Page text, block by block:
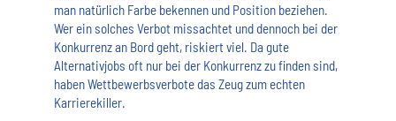
man natürlich Farbe bekennen und Position beziehen.
Wer ein solches Verbot missachtet und dennoch bei der
Konkurrenz an Bord geht, riskiert viel. Da gute
Alternativjobs oft nur bei der Konkurrenz zu finden sind,
haben Wettbewerbsverbote das Zeug zum echten
Karrierekiller.